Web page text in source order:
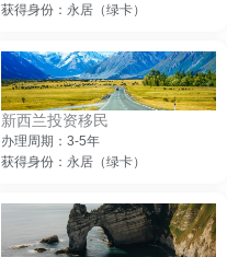
获得身份：永居（绿卡）
新西兰投资移民
办理周期：3-5年
获得身份：永居（绿卡）